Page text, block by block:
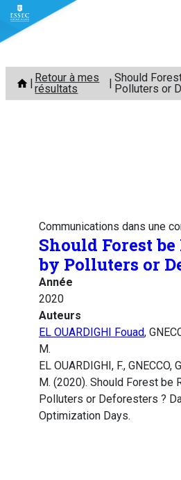
Aller
contenu
Retour à mes
résultats
Should
Polluters or
Communications dans une
Should Forest be
by Polluters or
Année
2020
Auteurs
EL OUARDIGHI Fouad,
M.
EL OUARDIGHI, F., GNECCO,
M. (2020). Should Forest be
Polluters or Deforesters ?
Optimization Days.